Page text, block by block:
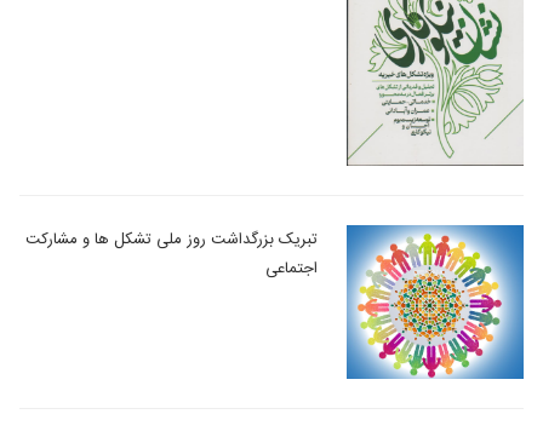
تبریک بزرگداشت روز ملی تشکل ها و مشارکت
اجتماعی